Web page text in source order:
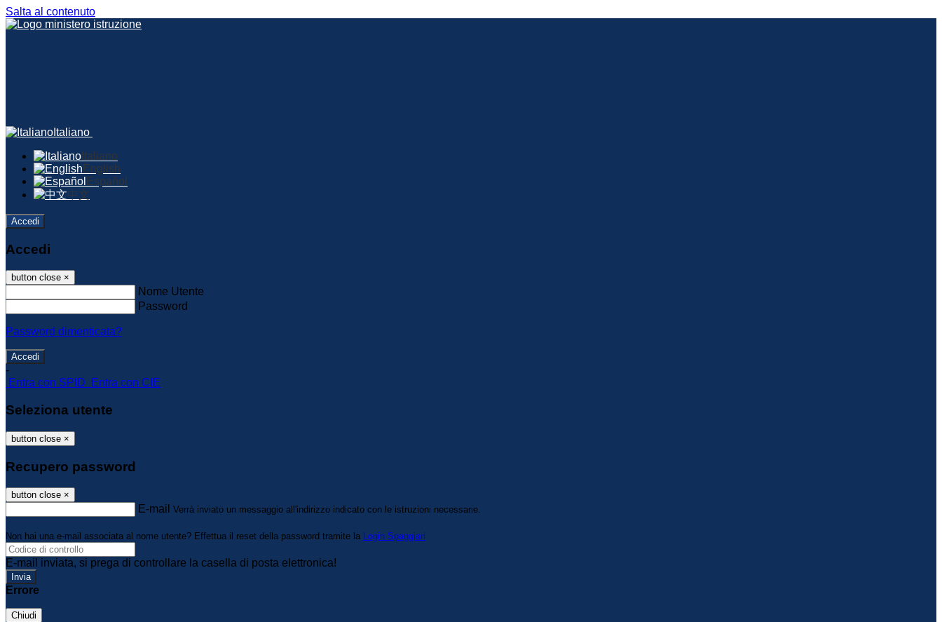
Salta al contenuto
Italiano
Italiano
English
Español
中文
Accedi
Accedi
button close ×
Nome Utente
Password
Password dimenticata?
-
Entra con SPID
Entra con CIE
Seleziona utente
button close ×
Recupero password
button close ×
E-mail Verrà inviato un messaggio all'indirizzo indicato con le istruzioni necessarie.
Non hai una e-mail associata al nome utente? Effettua il reset della password tramite la Login Spaggiari
E-mail inviata, si prega di controllare la casella di posta elettronica!
Errore
Chiudi